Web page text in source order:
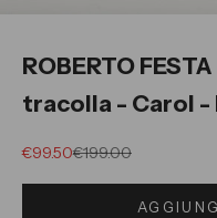
ROBERTO
tracolla - Carol
Prezzo scontato
€99.50Prezzo
€199.00